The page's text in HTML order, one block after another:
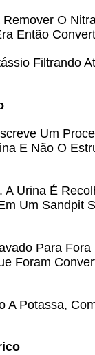
Remover O
Então
Filtrando
Um
E Não O
. A Urina É
Um Sandpit
Para
Foram
A Potassa,